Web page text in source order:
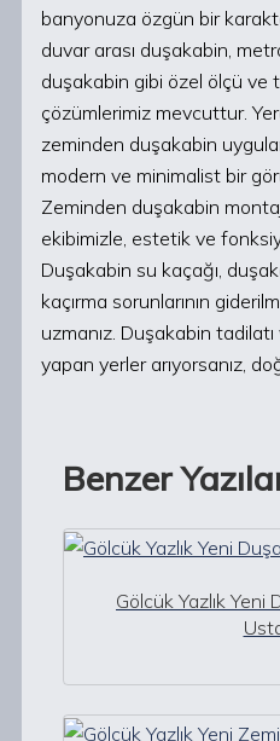
banyonuza özgün bir
duvar arası duşakabin,
duşakabin gibi özel ölçü ve
çözümlerimiz mevcuttur.
zeminden duşakabin
modern ve minimalist bir
Zeminden duşakabin
ekibimizle, estetik ve
Duşakabin su kaçağı,
kaçırma sorunlarının
uzmanız. Duşakabin
yapan yerler arıyorsanız,
Benzer
Gölcük Yazlık